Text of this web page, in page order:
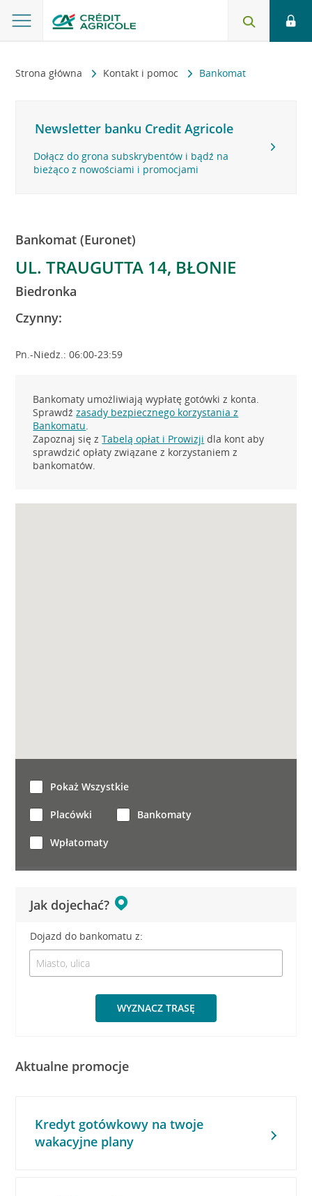
Strona główna Kontakt i pomoc Bankomat
Newsletter banku Credit Agricole
Dołącz do grona subskrybentów i bądź na
bieżąco z nowościami i promocjami
Bankomat (Euronet)
UL. TRAUGUTTA 14, BŁONIE
Biedronka
Czynny:
Pn.-Niedz.: 06:00-23:59
Bankomaty umożliwiają wypłatę gotówki z konta.
Sprawdźzasady bezpiecznego korzystania z
Bankomatu.
Zapoznaj się zTabelą opłat i Prowizji dla kont aby
sprawdzić opłaty związane z korzystaniem z
bankomatów.
Jak dojechać?
Dojazd do bankomatu z:
WYZNACZ TRASĘ
Pokaż Wszystkie
Placówki Bankomaty
Wpłatomaty
Aktualne promocje
Kredyt gotówkowy na twoje
wakacyjne plany